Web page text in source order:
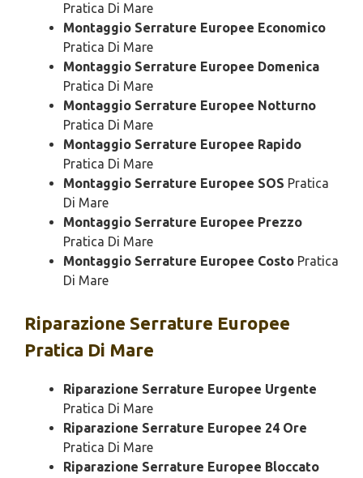
Pratica Di Mare
Montaggio Serrature Europee Economico
Pratica Di Mare
Montaggio Serrature Europee Domenica
Pratica Di Mare
Montaggio Serrature Europee Notturno
Pratica Di Mare
Montaggio Serrature Europee Rapido
Pratica Di Mare
Montaggio Serrature Europee SOS Pratica
Di Mare
Montaggio Serrature Europee Prezzo
Pratica Di Mare
Montaggio Serrature Europee Costo Pratica
Di Mare
Riparazione Serrature Europee
Pratica Di Mare
Riparazione Serrature Europee Urgente
Pratica Di Mare
Riparazione Serrature Europee 24 Ore
Pratica Di Mare
Riparazione Serrature Europee Bloccato